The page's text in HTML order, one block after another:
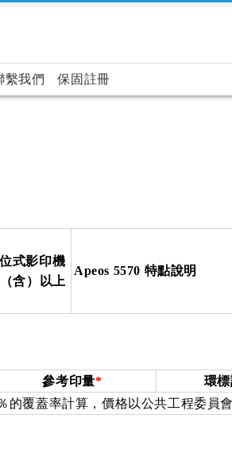
繫我們 保固註冊
式影印機
含）以上
Apeos 5570 特點說明
參考印量* 環
的覆蓋率計算，價格以公共工程委員